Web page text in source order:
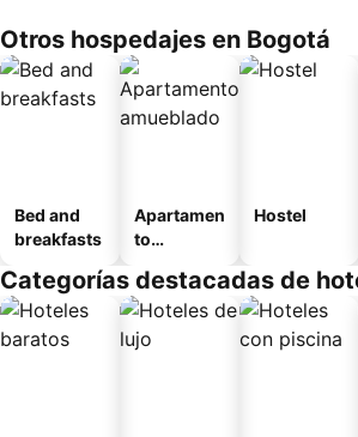
Otros hospedajes en Bogotá
Bed and
breakfasts
Apartamen
to
o
Hostel
Categorías destacadas de